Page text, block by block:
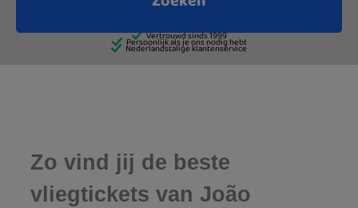
Zo vind jij de beste
vliegtickets van João